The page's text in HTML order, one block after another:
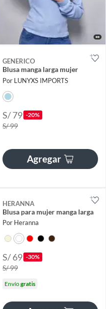
GENERICO
Blusa manga larga mujer
Por LUNYXS IMPORTS
S/ 79 -20%
S/ 99
Agregar
HERANNA
Blusa para mujer manga larga
Por Heranna
S/ 69 -30%
S/ 99
Envíogratis